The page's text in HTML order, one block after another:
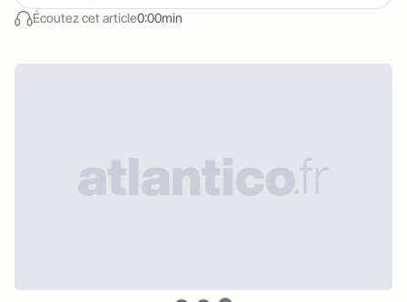
Écoutez cet article0:00min